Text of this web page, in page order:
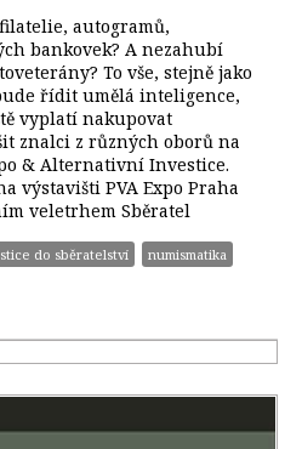
autogramů,
bankovek? A nezahubí
To vše, stejně jako
řídit umělá inteligence,
vyplatí nakupovat
znalci z různých oborů na
& Alternativní Investice.
výstavišti PVA Expo Praha
veletrhem Sběratel
do sběratelství
numismatika